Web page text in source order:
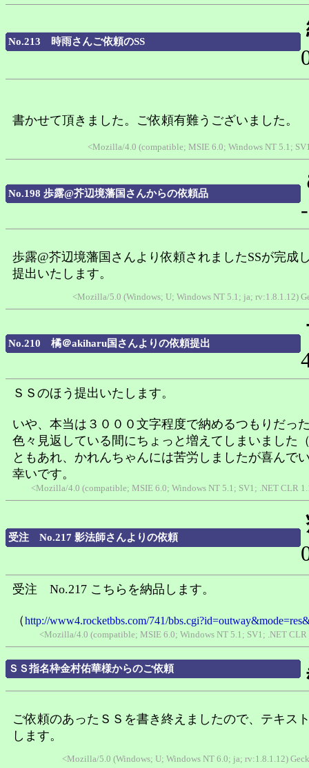
No.213 時雨さんご依頼のSS
書かせて頂きました。ご依頼有難うございました。
<Mozilla/4.0 (compatible; MSIE 6.0; Windows NT 5.1;
No.198 歩露@芥辺境藩国さんからの依頼品
-
歩露@芥辺境藩国さんより依頼されましたSSが完成
提出いたします。
<Mozilla/5.0 (Windows; U; Windows NT 5.1; ja; rv:1.8.1.12)
No.210 橘＠akiharu国さんよりの依頼提出
ＳＳのほう提出いたします。
いや、本当は３０００文字程度で納めるつもりだっ
色々見返している間にちょっと増えてしまいました
ともあれ、かれんちゃんには苦労しましたが喜んで
幸いです。
<Mozilla/4.0 (compatible; MSIE 6.0; Windows NT 5.1; SV1; .NET CLR
受注 No.217 影法師さんよりの依頼
受注 No.217 こちらを納品します。
（http://www4.rocketbbs.com/741/
<Mozilla/4.0 (compatible; MSIE 6.0; Windows NT 5.1; SV1; .NET
ＳＳ指名枠金村佑華様からのご依頼
ご依頼のあったＳＳを書き終えましたので、テキス
します。
<Mozilla/5.0 (Windows; U; Windows NT 6.0; ja; rv:1.8.1.12)